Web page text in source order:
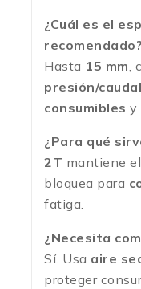
¿Cuál es el
recomendado?
Hasta 15 mm,
presión/
consumibles y
¿Para qué
2T mantiene
bloquea para
fatiga.
¿Necesita
Sí. Usa aire
proteger